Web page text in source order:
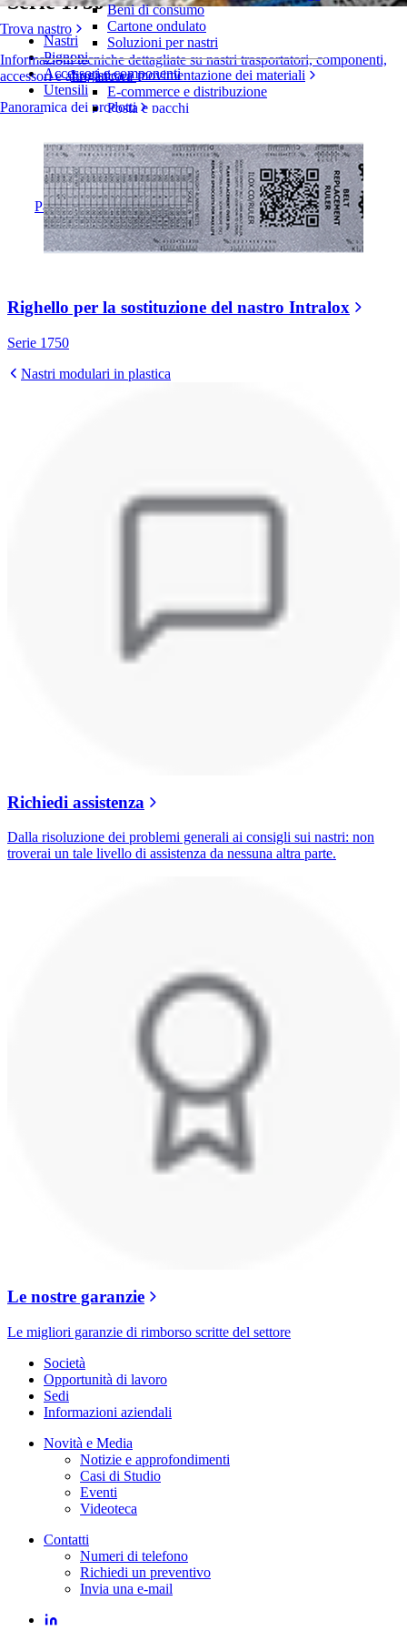
Trova nastro
Informazioni tecniche dettagliate su nastri trasportatori, componenti,
accessori e altro ancora
Panoramica dei prodotti
Beni di consumo
Cartone ondulato
Soluzioni per nastri
Logistica e movimentazione dei materiali
E-commerce e distribuzione
Posta e pacchi
Pneumatici
Industria automobilistica
Batterie EV
Industriale
Panoramica dei settori
Nastri
Pignoni
Accessori e componenti
Utensili
Righello per la sostituzione del nastro Intralox
Serie 1750
Nastri modulari in plastica
Richiedi assistenza
Dalla risoluzione dei problemi generali ai consigli sui nastri: non
troverai un tale livello di assistenza da nessuna altra parte.
Le nostre garanzie
Le migliori garanzie di rimborso scritte del settore
Società
Opportunità di lavoro
Sedi
Informazioni aziendali
Novità e Media
Notizie e approfondimenti
Casi di Studio
Eventi
Videoteca
Contatti
Numeri di telefono
Richiedi un preventivo
Invia una e-mail